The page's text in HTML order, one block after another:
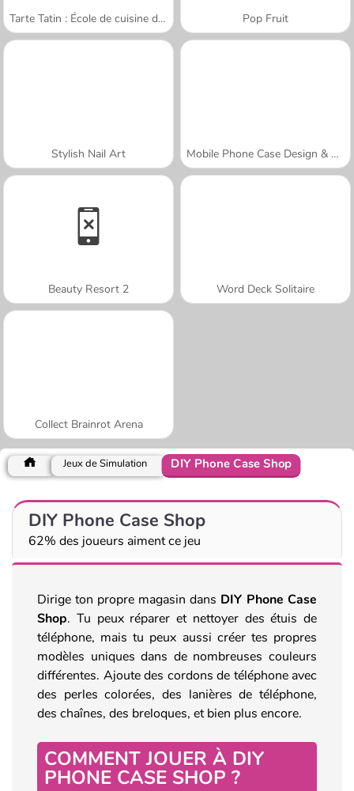
Tarte Tatin : École de cuisine de Sara Pop Fruit
Stylish Nail Art Mobile Phone Case Design & DIY
Beauty Resort 2 Word Deck Solitaire
Collect Brainrot Arena
Jeux de Simulation DIY Phone Case Shop
DIY Phone Case Shop
62% des joueurs aiment ce jeu
Dirige ton propre magasin dans DIY Phone Case
Shop. Tu peux réparer et nettoyer des étuis de
téléphone, mais tu peux aussi créer tes propres
modèles uniques dans de nombreuses couleurs
différentes. Ajoute des cordons de téléphone avec
des perles colorées, des lanières de téléphone,
des chaînes, des breloques, et bien plus encore.
COMMENT JOUER À DIY
PHONE CASE SHOP ?